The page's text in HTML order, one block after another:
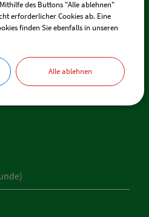
des Buttons "Alle ablehnen"
erforderlicher Cookies ab. Eine
finden Sie ebenfalls in unseren
Alle ablehnen